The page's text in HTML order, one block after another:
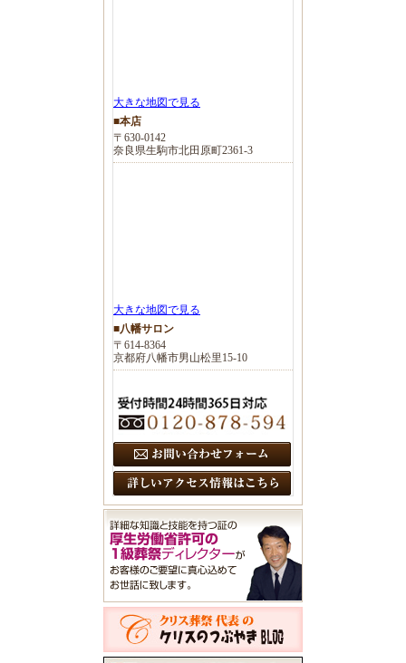
大きな地図で見る
■本店
〒630-0142
奈良県生駒市北田原町2361-3
大きな地図で見る
■八幡サロン
〒614-8364
京都府八幡市男山松里15-10